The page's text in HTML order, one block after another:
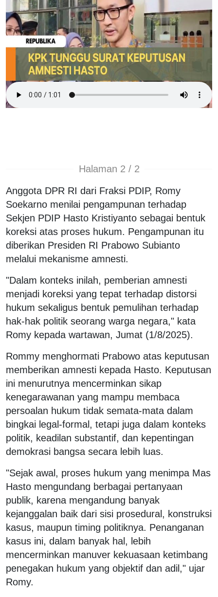
Halaman 2 / 2
Anggota DPR RI dari Fraksi PDIP, Romy
Soekarno menilai pengampunan terhadap
Sekjen PDIP Hasto Kristiyanto sebagai bentuk
koreksi atas proses hukum. Pengampunan itu
diberikan Presiden RI Prabowo Subianto
melalui mekanisme amnesti.
"Dalam konteks inilah, pemberian amnesti
menjadi koreksi yang tepat terhadap distorsi
hukum sekaligus bentuk pemulihan terhadap
hak-hak politik seorang warga negara," kata
Romy kepada wartawan, Jumat (1/8/2025).
Rommy menghormati Prabowo atas keputusan
memberikan amnesti kepada Hasto. Keputusan
ini menurutnya mencerminkan sikap
kenegarawanan yang mampu membaca
persoalan hukum tidak semata-mata dalam
bingkai legal-formal, tetapi juga dalam konteks
politik, keadilan substantif, dan kepentingan
demokrasi bangsa secara lebih luas.
"Sejak awal, proses hukum yang menimpa Mas
Hasto mengundang berbagai pertanyaan
publik, karena mengandung banyak
kejanggalan baik dari sisi prosedural, konstruksi
kasus, maupun timing politiknya. Penanganan
kasus ini, dalam banyak hal, lebih
mencerminkan manuver kekuasaan ketimbang
penegakan hukum yang objektif dan adil," ujar
Romy.